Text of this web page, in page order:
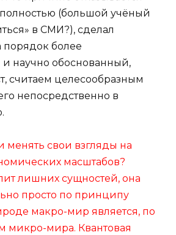
полностью (большой учёный
в СМИ?), сделал
более
и научно обоснованный,
считаем целесообразным
непосредственно в
менять свои взгляды на
масштабов?
лишних сущностей, она
просто по принципу
макро-мир является, по
микро-мира. Квантовая